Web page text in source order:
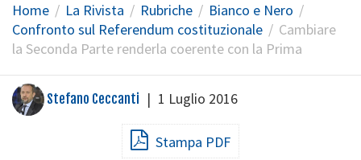
Home La Rivista Rubriche
Bianco e Nero
Confronto sul Referendum costituzionale
Cambiare
la Seconda Parte renderla coerente con la Prima
Stefano Ceccanti | 1 Luglio 2016
Stampa PDF